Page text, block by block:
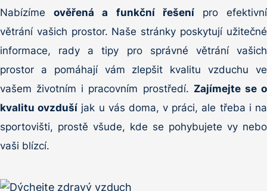
Nabízímeověřená a funkční řešenípro efektivní
větrání vašich prostor. Naše stránky poskytují užitečné
informace, rady a tipy pro správné větrání vašich
prostor a pomáhají vám zlepšit kvalitu vzduchu ve
vašem životním i pracovním prostředí. Zajímejte se o
kvalitu ovzduší jak u vás doma, v práci, ale třeba i na
sportovišti, prostě všude, kde se pohybujete vy nebo
vaši blízcí.